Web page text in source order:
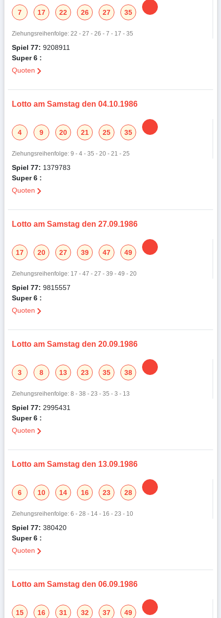
7 17 22 26 27 35
Ziehungsreihenfolge: 22 - 27 - 26 - 7 - 17 - 35
Spiel 77: 9208911
Super 6 :
Quoten
Lotto am Samstag den 04.10.1986
4 9 20 21 25 35
Ziehungsreihenfolge: 9 - 4 - 35 - 20 - 21 - 25
Spiel 77: 1379783
Super 6 :
Quoten
Lotto am Samstag den 27.09.1986
17 20 27 39 47 49
Ziehungsreihenfolge: 17 - 47 - 27 - 39 - 49 - 20
Spiel 77: 9815557
Super 6 :
Quoten
Lotto am Samstag den 20.09.1986
3 8 13 23 35 38
Ziehungsreihenfolge: 8 - 38 - 23 - 35 - 3 - 13
Spiel 77: 2995431
Super 6 :
Quoten
Lotto am Samstag den 13.09.1986
6 10 14 16 23 28
Ziehungsreihenfolge: 6 - 28 - 14 - 16 - 23 - 10
Spiel 77: 380420
Super 6 :
Quoten
Lotto am Samstag den 06.09.1986
15 16 31 32 37 49